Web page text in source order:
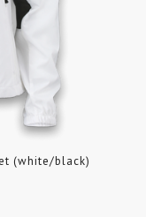
(white/black)